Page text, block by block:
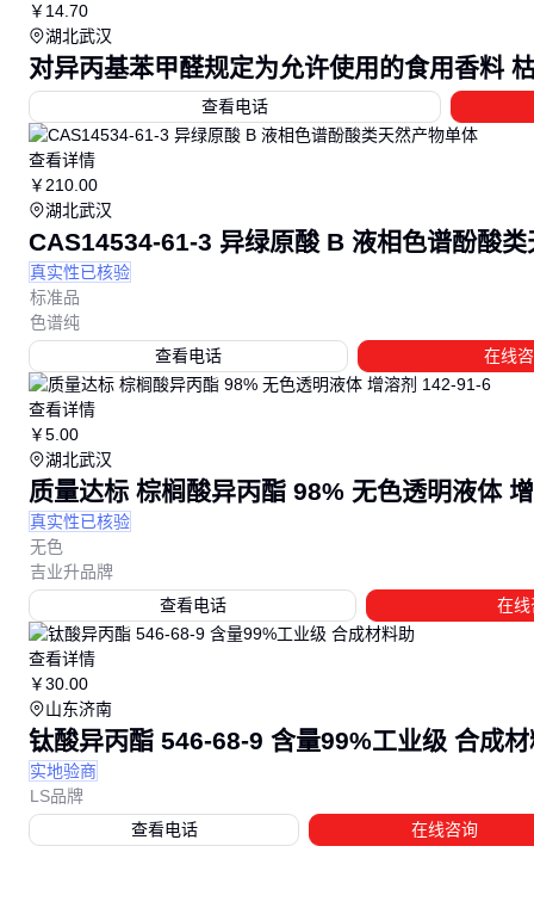
￥ 14.70
湖北武汉
对异丙基苯甲醛规定为允许使用的食用香料
查看电话
查看详情
￥210.00
湖北武汉
CAS14534-61-3 异绿原酸 B 液相色谱酚酸类
真实性已核验
标准品
色谱纯
查看电话
在线
查看详情
￥5.00
湖北武汉
质量达标 棕榈酸异丙酯 98% 无色透明液体
真实性已核验
无色
吉业升品牌
查看电话
在线
查看详情
￥30.00
山东济南
钛酸异丙酯 546-68-9 含量99%工业级 合成
实地验商
LS品牌
查看电话
在线咨询